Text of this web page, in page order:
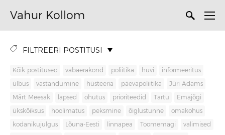
Vahur Kollom
FILTREERI POSTITUSI
Kõik postitused vabaerakond poliitika huvi informeeritus
ülbus vastandumine hüsteeria päevapoliitika Jüri Adams
Märt Meesak lapsed ohutus prioriteedid Tartu Emajõgi
ükskõiksus hoolimatus peksmine õiglustunne omakohus
kodanikujulgus Lõuna-Eesti linnapea Toomemägi valimised